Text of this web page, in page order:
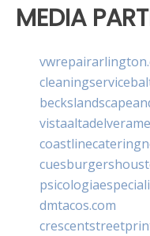
MEDIA
dmtacos.com